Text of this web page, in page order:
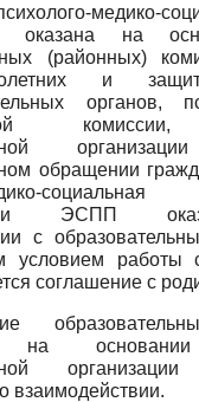
медико-
оказана на
(районных)
и
органов,
комиссии,
обращении
медико-
ЭСПП
с
условием работы
соглашение с
на основании
взаимодействии.